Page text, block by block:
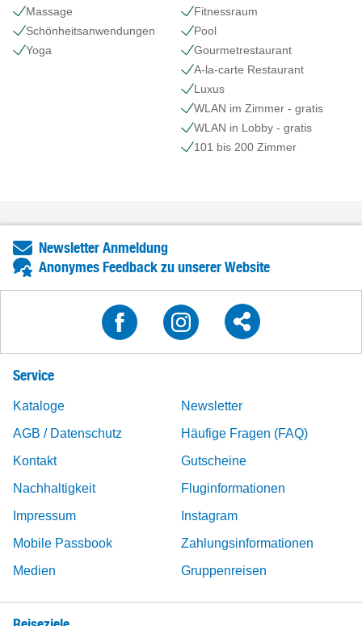
Massage
Schönheits​anwendungen
Yoga
Fitnessraum
Pool
Gourmetrestaurant
A-la-carte Restaurant
Luxus
WLAN im Zimmer - gratis
WLAN in Lobby - gratis
101 bis 200 Zimmer
Newsletter Anmeldung
Anonymes Feedback zu unserer Website
Service
Kataloge
Newsletter
AGB / Datenschutz
Häufige Fragen (FAQ)
Kontakt
Gutscheine
Nachhaltigkeit
Fluginformationen
Impressum
Instagram
Mobile Passbook
Zahlungsinformationen
Medien
Gruppenreisen